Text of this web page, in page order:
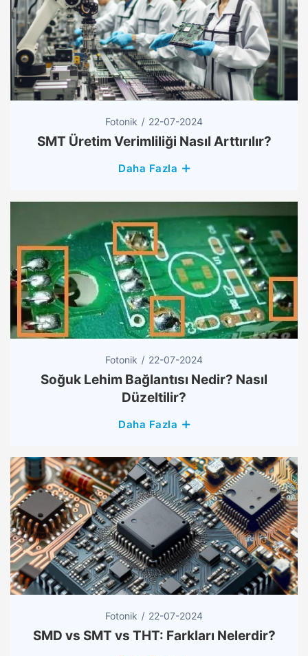
Fotonik 22-07-2024
SMT Üretim Verimliliği Nasıl Arttırılır?
Daha Fazla
Fotonik 22-07-2024
Soğuk Lehim Bağlantısı Nedir? Nasıl
Düzeltilir?
Daha Fazla
Fotonik 22-07-2024
SMD vs SMT vs THT: Farkları Nelerdir?